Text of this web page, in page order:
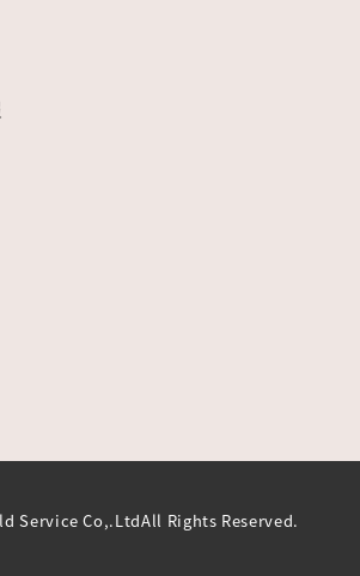
Service Co,.LtdAll Rights Reserved.